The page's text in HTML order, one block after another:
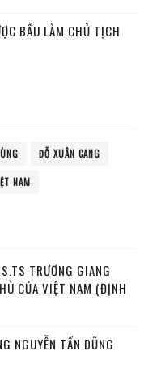
BẦU LÀM CHỦ TỊCH
ĐỖ XUÂN CANG
NAM
TRƯƠNG GIANG
CỦA VIỆT NAM (ĐỊNH
NGUYỄN TẤN DŨNG